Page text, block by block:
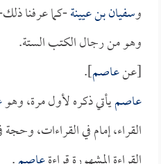
وسفيان بن عيينة-كما عرفنا
وهو من رجال الكتب الستة.
[عنعاصم].
عاصميأتي ذكره لأول مرة، وهو
القراء، إمام في القراءات،